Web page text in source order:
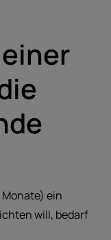
ein
will, bedarf